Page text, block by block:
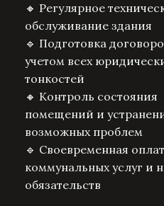
🔸 Регулярное
обслуживание здания
🔹 Подготовка
учетом всех
тонкостей
🔸 Контроль состояния
помещений и
возможных проблем
🔹 Своевременная
коммунальных услуг и
обязательств